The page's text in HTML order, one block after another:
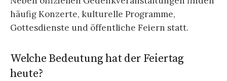
häufig Konzerte, kulturelle Programme,
Gottesdienste und öffentliche Feiern statt.
Welche Bedeutung hat der Feiertag
heute?